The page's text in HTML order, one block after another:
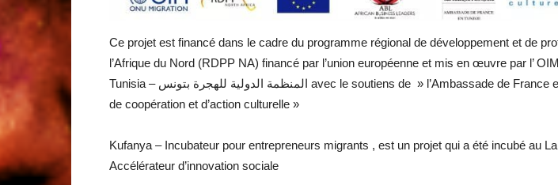
Ce projet est financé dans le cadre du programme régional de développement et de
l’Afrique du Nord (RDPP NA) financé par l’union européenne et mis en œuvre par l’
Tunisia – المنظمة الدولية للهجرة بتونس avec le soutiens de » l’Ambassade de France en Tunisie – Service
de coopération et d’action culturelle »
Kufanya – Incubateur pour entrepreneurs migrants , est un projet qui a été incubé au
Accélérateur d’innovation sociale